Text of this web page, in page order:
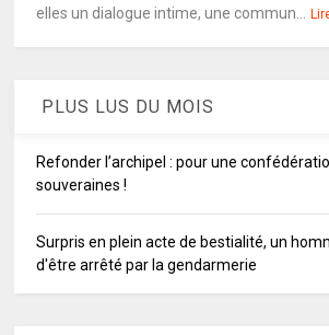
elles un dialogue intime, une commun...
PLUS LUS DU MOIS
Refonder l’archipel : pour une
souveraines !
Surpris en plein acte de bestialité, un
d'être arrêté par la gendarmerie